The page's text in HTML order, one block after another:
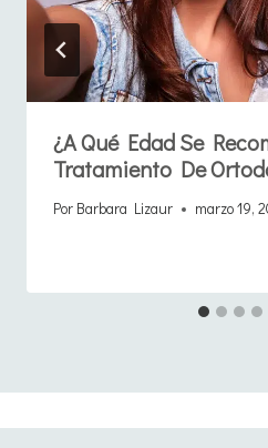
¿A Qué Edad Se
Tratamiento De
Por Barbara Lizaur marzo 19,